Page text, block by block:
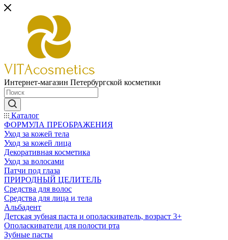
Интернет-магазин Петербургской косметики
Каталог
ФОРМУЛА ПРЕОБРАЖЕНИЯ
Уход за кожей тела
Уход за кожей лица
Декоративная косметика
Уход за волосами
Патчи под глаза
ПРИРОДНЫЙ ЦЕЛИТЕЛЬ
Средства для волос
Средства для лица и тела
Альбадент
Детская зубная паста и ополаскиватель, возраст 3+
Ополаскиватели для полости рта
Зубные пасты